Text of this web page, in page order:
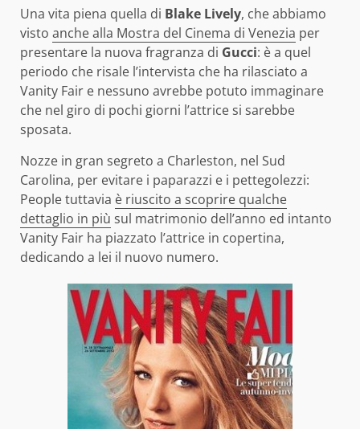
Una vita piena quella di Blake Lively, che abbiamo
visto anche alla Mostra del Cinema di Venezia per
presentare la nuova fragranza di Gucci: è a quel
periodo che risale l’intervista che ha rilasciato a
Vanity Fair e nessuno avrebbe potuto immaginare
che nel giro di pochi giorni l’attrice si sarebbe
sposata.
Nozze in gran segreto a Charleston, nel Sud
Carolina, per evitare i paparazzi e i pettegolezzi:
People tuttavia è riuscito a scoprire qualche
dettaglio in più sul matrimonio dell’anno ed intanto
Vanity Fair ha piazzato l’attrice in copertina,
dedicando a lei il nuovo numero.